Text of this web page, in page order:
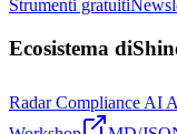
Strumenti gratuiti
Ecosistema
Radar Compliance AI